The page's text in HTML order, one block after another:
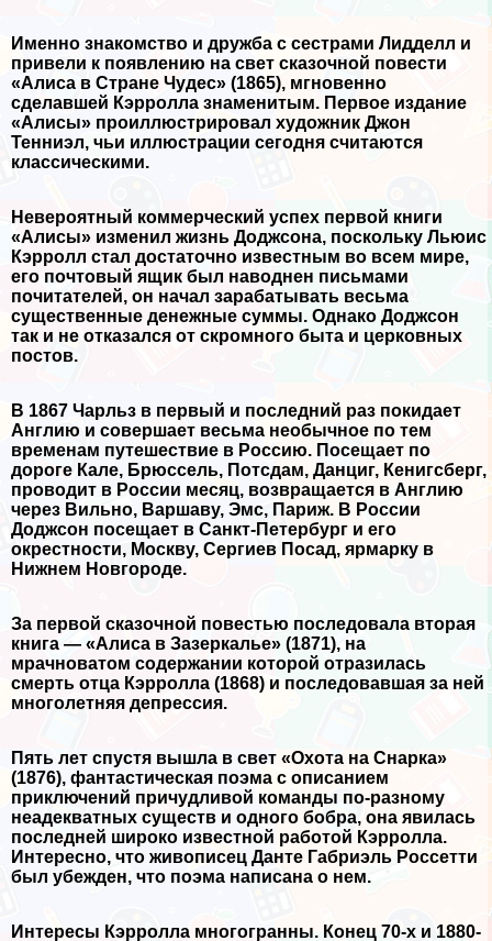
Именно знакомство и дружба с сестрами Лидделл и
привели к появлению на свет сказочной повести
«Алиса в Стране Чудес» (1865), мгновенно
сделавшей Кэрролла знаменитым. Первое издание
«Алисы» проиллюстрировал художник Джон
Тенниэл, чьи иллюстрации сегодня считаются
классическими.
Невероятный коммерческий успех первой книги
«Алисы» изменил жизнь Доджсона, поскольку Льюис
Кэрролл стал достаточно известным во всем мире,
его почтовый ящик был наводнен письмами
почитателей, он начал заpaбатывать весьма
существенные денежные суммы. Однако Доджсон
так и не отказался от скромного быта и церковных
постов.
В 1867 Чарльз в первый и последний раз покидает
Англию и совершает весьма необычное по тем
временам путешествие в Россию. Посещает по
дороге Кале, Брюссель, Потсдам, Данциг, Кенигсберг,
проводит в России месяц, возвращается в Англию
через Вильно, Варшаву, Эмс, Париж. В России
Доджсон посещает в Санкт-Петербург и его
окрестности, Москву, Сергиев Посад, ярмарку в
Нижнем Новгороде.
За первой сказочной повестью последовала вторая
книга — «Алиса в Зазеркалье» (1871), на
мрачноватом содержании которой отразилась
cмepть отца Кэрролла (1868) и последовавшая за ней
многолетняя депрессия.
Пять лет спустя вышла в свет «Охота на Снарка»
(1876), фантастическая поэма с описанием
приключений причудливой комaнды по-разному
неадекватных существ и одного бобра, она явилась
последней широко известной работой Кэрролла.
Интересно, что живописец Данте Габриэль Россетти
был убежден, что поэма написана о нем.
Интересы Кэрролла многогранны. Конец 70-х и 1880-